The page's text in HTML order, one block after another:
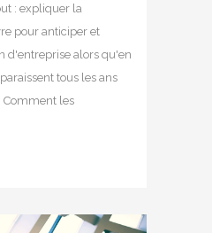
: expliquer la
pour anticiper et
d'entreprise alors qu'en
tous les ans
Comment les